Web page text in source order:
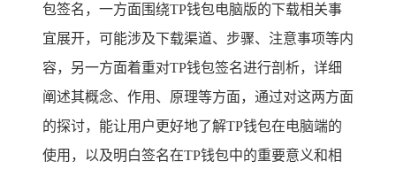
包签名，一方面围绕TP钱包电脑版的下载相关事
宜展开，可能涉及下载渠道、步骤、注意事项等内
容，另一方面着重对TP钱包签名进行剖析，详细
阐述其概念、作用、原理等方面，通过对这两方面
的探讨，能让用户更好地了解TP钱包在电脑端的
使用，以及明白签名在TP钱包中的重要意义和相